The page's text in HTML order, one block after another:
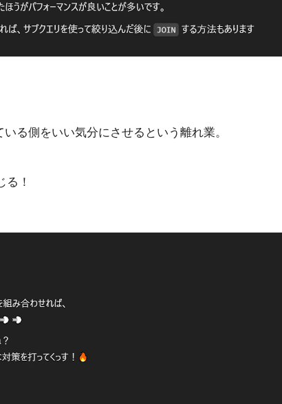
る側をいい気分にさせるという離れ業。
る！